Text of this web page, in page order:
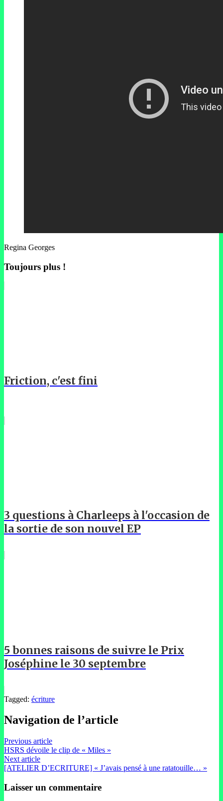
Regina Georges
Toujours plus !
Friction, c'est fini
3 questions à Charleeps à l'occasion de
la sortie de son nouvel EP
5 bonnes raisons de suivre le Prix
Joséphine le 30 septembre
Tagged: écriture
Navigation de l’article
Previous article
HSRS dévoile le clip de « Miles »
Next article
[ATELIER D’ECRITURE] « J’avais pensé à une ratatouille… »
Laisser un commentaire